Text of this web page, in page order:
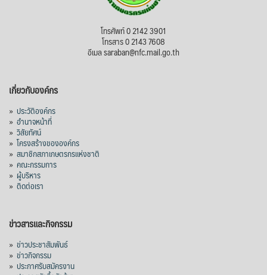
โทรศัพท์ 0 2142 3901
โทรสาร 0 2143 7608
อีเมล saraban@nfc.mail.go.th
เกี่ยวกับองค์กร
» ประวัติองค์กร
» อำนาจหน้าที่
» วิสัยทัศน์
» โครงสร้างขององค์กร
» สมาชิกสภาเกษตรกรแห่งชาติ
» คณะกรรมการ
» ผู้บริหาร
» ติดต่อเรา
ข่าวสารและกิจกรรม
» ข่าวประชาสัมพันธ์
» ข่าวกิจกรรม
» ประกาศรับสมัครงาน